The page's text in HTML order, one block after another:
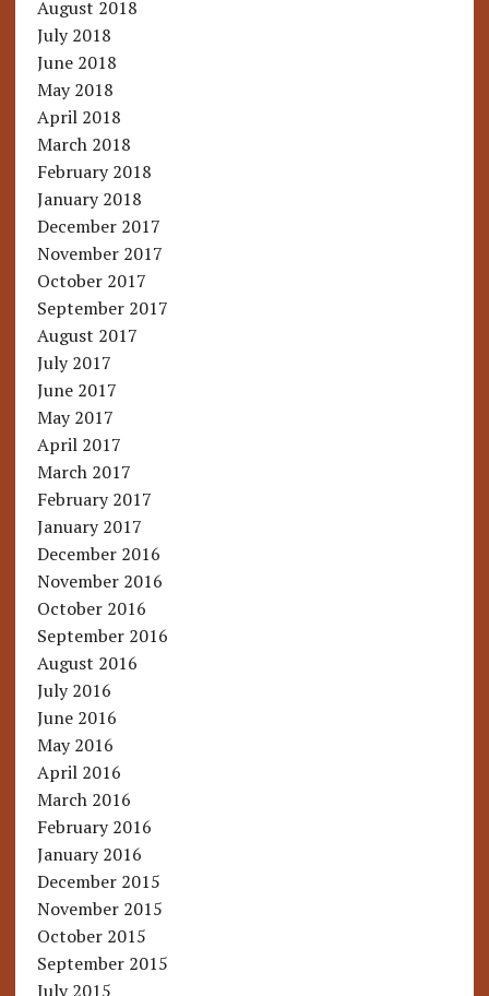
August 2018
July 2018
June 2018
May 2018
April 2018
March 2018
February 2018
January 2018
December 2017
November 2017
October 2017
September 2017
August 2017
July 2017
June 2017
May 2017
April 2017
March 2017
February 2017
January 2017
December 2016
November 2016
October 2016
September 2016
August 2016
July 2016
June 2016
May 2016
April 2016
March 2016
February 2016
January 2016
December 2015
November 2015
October 2015
September 2015
July 2015